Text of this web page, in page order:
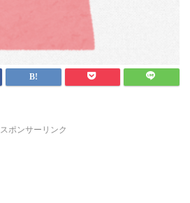
スポンサーリンク